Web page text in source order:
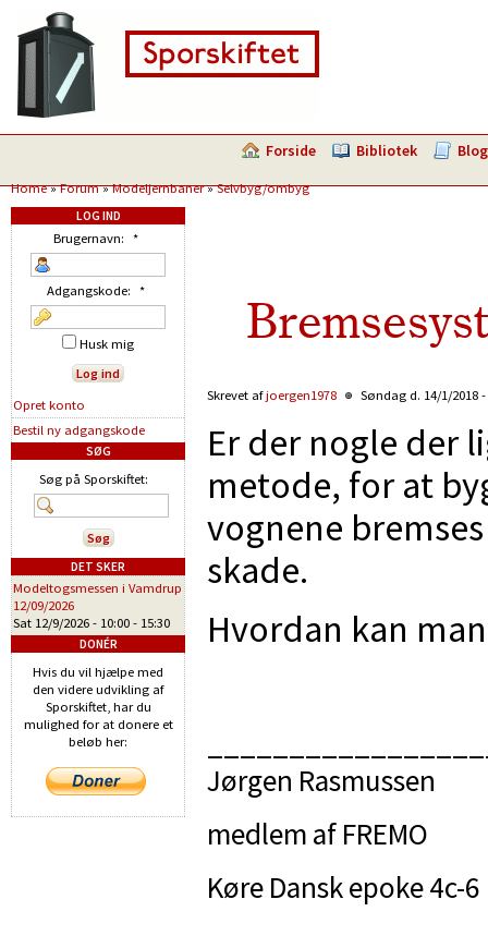
Forside Bibliotek Blog
Home»Forum»Modeljernbaner»Selvbyg/ombyg
Skrevet afjoergen1978 Søndag d. 14/1/2018
Er der nogle der
metode, for at
vognene
skade.
Hvordan kan
Jørgen Rasmussen
medlem af FREMO
Køre Dansk epoke 4c-6
LOG IND
Brugernavn: *
Adgangskode: *
Husk mig
Opret konto
Bestil ny adgangskode
SØG
Søg på Sporskiftet:
DET SKER
Modeltogsmessen i Vamdrup
12/09/2026
Sat 12/9/2026 - 10:00 - 15:30
DONÉR
Hvis du vil hjælpe med
den videre udvikling af
Sporskiftet, har du
mulighed for at donere et
beløb her: